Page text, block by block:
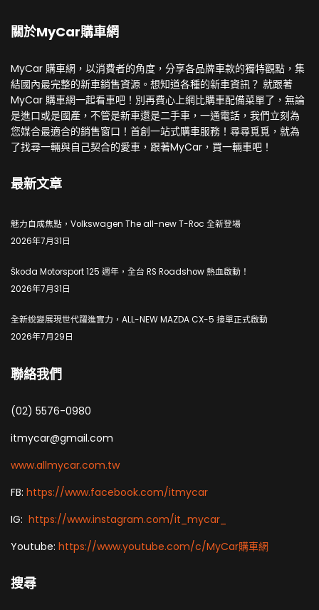
關於MyCar購車網
MyCar 購車網，以消費者的角度，分享各品牌車款的獨特觀點，集
結國內最完整的新車銷售資源。想知道各種的新車資訊？ 就跟著
MyCar 購車網一起看車吧！別再費心上網比購車配備菜單了，無論
是進口或是國產，不管是新車還是二手車，一通電話，我們立刻為
您媒合最適合的銷售窗口！首創一站式購車服務！尋尋覓覓，就為
了找尋一輛與自己契合的愛車，跟著MyCar，買一輛車吧！
最新文章
魅力自成焦點，Volkswagen The all-new T-Roc 全新登場
2026年7月31日
Škoda Motorsport 125 週年，全台 RS Roadshow 熱血啟動！
2026年7月31日
全新蛻變展現世代躍進實力，ALL-NEW MAZDA CX-5 接單正式啟動
2026年7月29日
聯絡我們
(02) 5576-0980
itmycar@gmail.com
www.allmycar.com.tw
FB: https://www.facebook.com/itmycar
IG: https://www.instagram.com/it_mycar_
Youtube: https://www.youtube.com/c/MyCar購車網
搜尋